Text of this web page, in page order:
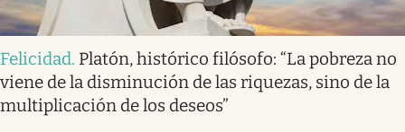
Felicidad. Platón, histórico filósofo: “La pobreza no
viene de la disminución de las riquezas, sino de la
multiplicación de los deseos”